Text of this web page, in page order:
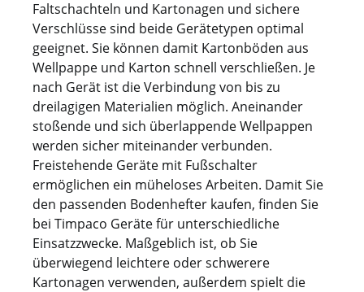
Faltschachteln und Kartonagen und sichere
Verschlüsse sind beide Gerätetypen optimal
geeignet. Sie können damit Kartonböden aus
Wellpappe und Karton schnell verschließen. Je
nach Gerät ist die Verbindung von bis zu
dreilagigen Materialien möglich. Aneinander
stoßende und sich überlappende Wellpappen
werden sicher miteinander verbunden.
Freistehende Geräte mit Fußschalter
ermöglichen ein müheloses Arbeiten. Damit Sie
den passenden Bodenhefter kaufen, finden Sie
bei Timpaco Geräte für unterschiedliche
Einsatzzwecke. Maßgeblich ist, ob Sie
überwiegend leichtere oder schwerere
Kartonagen verwenden, außerdem spielt die